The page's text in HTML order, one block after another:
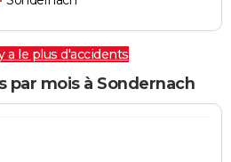
a le plus d'accidents
par mois à Sondernach